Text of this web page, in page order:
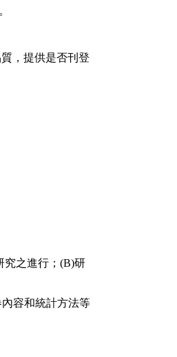
，提供是否刊登
之進行； (B)研
容和統計方法等